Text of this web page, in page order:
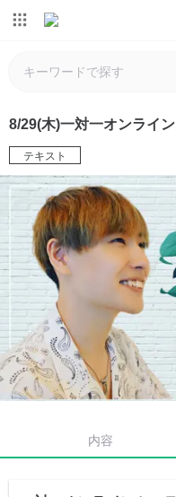
8/29(木)一対一オンライ
テキスト
内容